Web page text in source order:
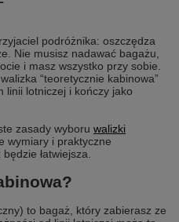
podróżnika: oszczędza
Nie musisz nadawać bagażu,
i masz wszystko przy sobie.
“teoretycznie kabinowa”
linii lotniczej i kończy jako
zasady wyboru walizki
wymiary i praktyczne
łatwiejsza.
to bagaż, który zabierasz ze